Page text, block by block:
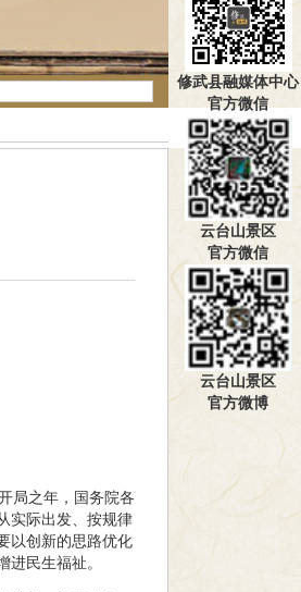
局之年，国务院各
实际出发、按规律
以创新的思路优化
民生福祉。
修武县融媒体中心
官方微信
云台山景区
官方微信
云台山景区
官方微博